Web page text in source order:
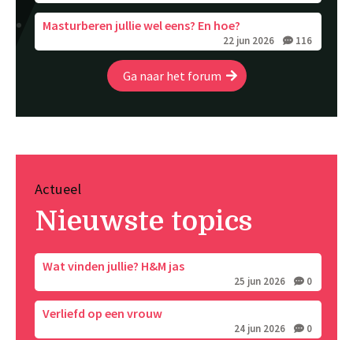
Masturberen jullie wel eens? En hoe?
22 jun 2026 116
Ga naar het forum
Actueel
Nieuwste topics
Wat vinden jullie? H&M jas
25 jun 2026 0
Verliefd op een vrouw
24 jun 2026 0